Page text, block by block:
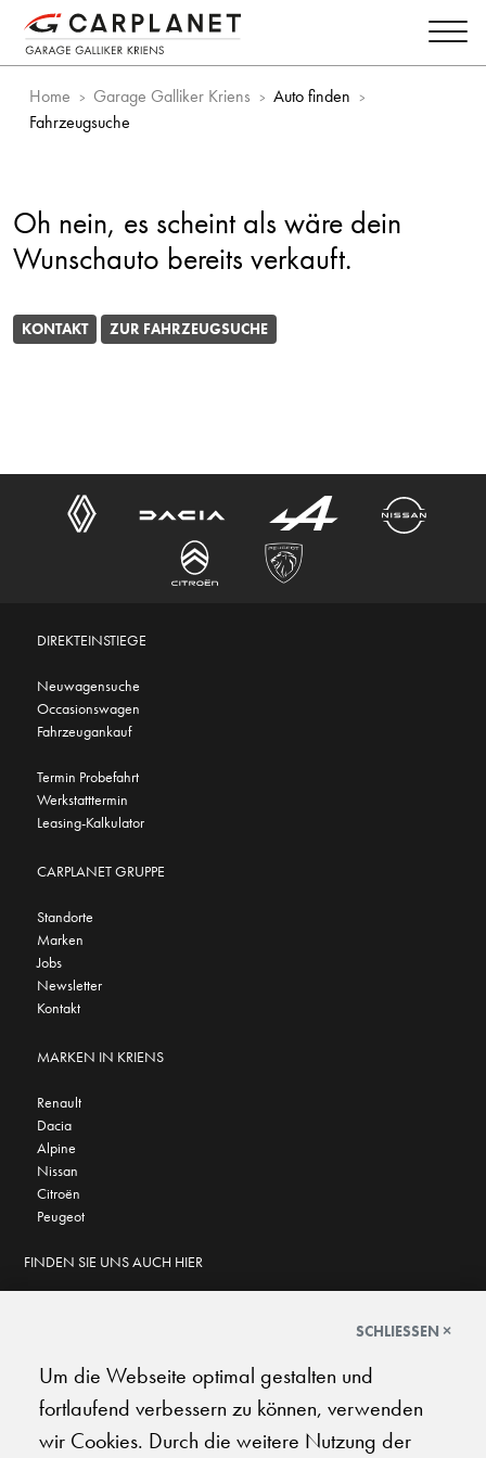
Home Garage Galliker Kriens
Auto finden
Fahrzeugsuche
Oh nein, es scheint als wäre dein
Wunschauto bereits verkauft.
KONTAKT ZUR FAHRZEUGSUCHE
DIREKTEINSTIEGE
Neuwagensuche
Occasionswagen
Fahrzeugankauf
Termin Probefahrt
Werkstatttermin
Leasing-Kalkulator
CARPLANET GRUPPE
Standorte
Marken
Jobs
Newsletter
Kontakt
MARKEN IN KRIENS
Renault
Dacia
Alpine
Nissan
Citroën
Peugeot
FINDEN SIE UNS AUCH HIER
4.6 ★★★★★
★★★★★
SCHLIESSEN ×
Um die Webseite optimal gestalten und
fortlaufend verbessern zu können, verwenden
wir Cookies. Durch die weitere Nutzung der